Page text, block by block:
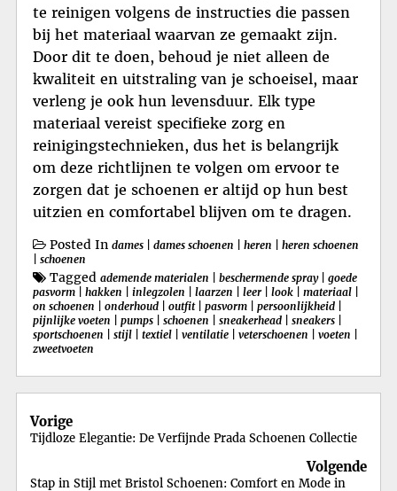
te reinigen volgens de instructies die passen
bij het materiaal waarvan ze gemaakt zijn.
Door dit te doen, behoud je niet alleen de
kwaliteit en uitstraling van je schoeisel, maar
verleng je ook hun levensduur. Elk type
materiaal vereist specifieke zorg en
reinigingstechnieken, dus het is belangrijk
om deze richtlijnen te volgen om ervoor te
zorgen dat je schoenen er altijd op hun best
uitzien en comfortabel blijven om te dragen.
Posted In dames dames schoenen heren
heren schoenen
schoenen
Tagged ademende materialen beschermende spray| goede
pasvorm
hakken inlegzolen laarzen leer look materiaal
on schoenen
onderhoud outfit| pasvorm persoonlijkheid
pijnlijke voeten
pumps schoenen sneakerhead sneakers
sportschoenen
stijl textiel ventilatie veterschoenen voeten
zweetvoeten
Berichtnavigatie
Vorige
Tijdloze Elegantie: De Verfijnde Prada Schoenen Collectie
Volgende
Stap in Stijl met Bristol Schoenen: Comfort en Mode in